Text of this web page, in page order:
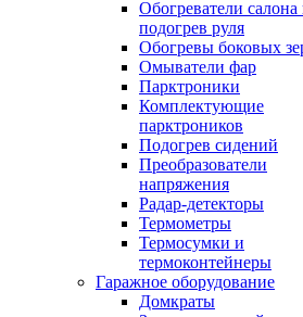
Обогреватели салона
подогрев руля
Обогревы боковых
Омыватели фар
Парктроники
Комплектующие
парктроников
Подогрев сидений
Преобразователи
напряжения
Радар-детекторы
Термометры
Термосумки и
термоконтейнеры
Гаражное оборудование
Домкраты